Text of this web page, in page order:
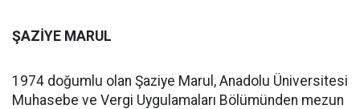
ŞAZİYE MARUL
1974 doğumlu olan Şaziye Marul, Anadolu Üniversitesi
Muhasebe ve Vergi Uygulamaları Bölümünden mezun